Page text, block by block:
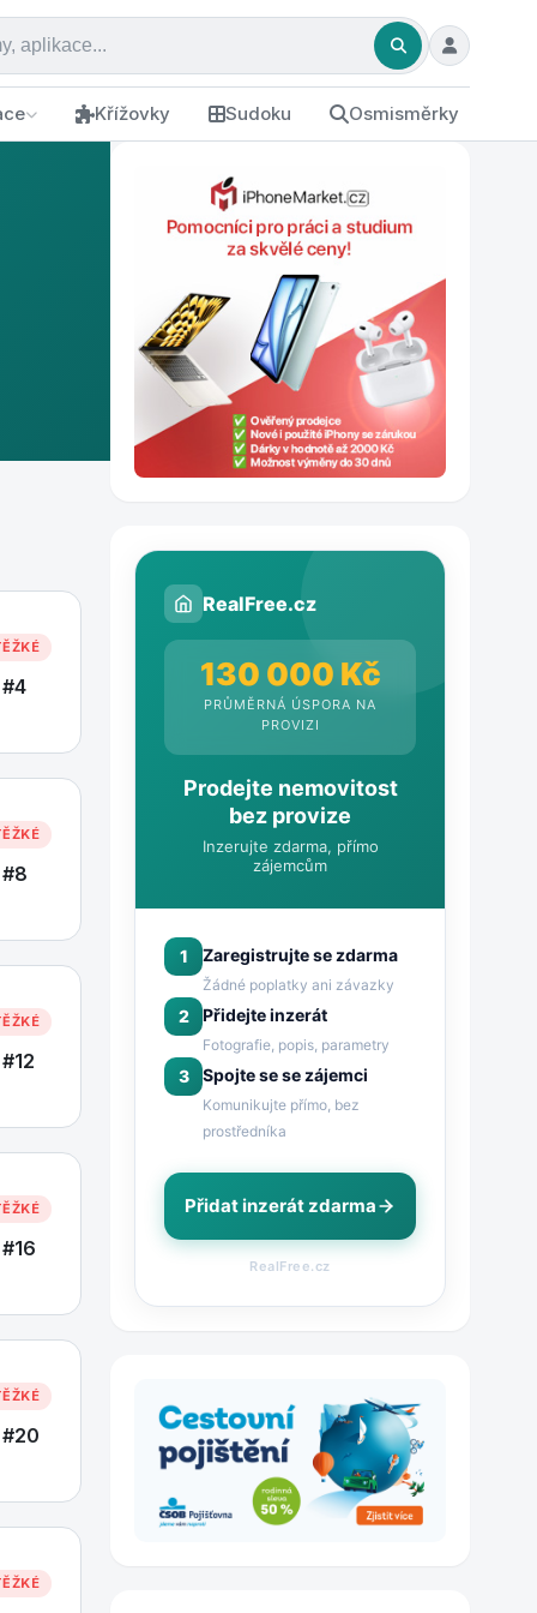
Křížovky Sudoku Osmisměrky
RealFree.cz
130 000 Kč
PRŮMĚRNÁ ÚSPORA NA
PROVIZI
Prodejte nemovitost
bez provize
Inzerujte zdarma, přímo
zájemcům
1 Zaregistrujte se zdarma
Žádné poplatky ani závazky
2 Přidejte inzerát
Fotografie, popis, parametry
3 Spojte se se zájemci
Komunikujte přímo, bez
prostředníka
Přidat inzerát zdarma
RealFree.cz